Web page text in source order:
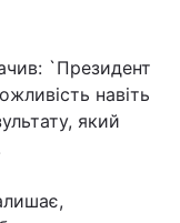
`Президент
навіть
який